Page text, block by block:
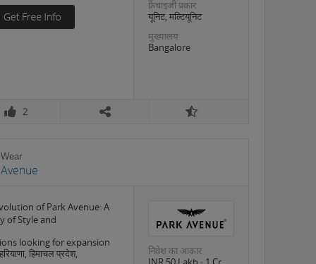
फ़्रैंचाइजी प्रकार
यूनिट, मल्टियूनिट
मुख्यालय
Bangalore
2
of Park Avenue: A
of Style and
looking for expansion
हिमाचल प्रदेश,
निवेश का आकार